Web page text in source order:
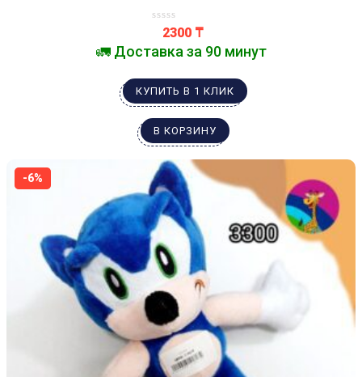
2300 ₸
🚛 Доставка за 90 минут
КУПИТЬ В 1 КЛИК
В КОРЗИНУ
-6%